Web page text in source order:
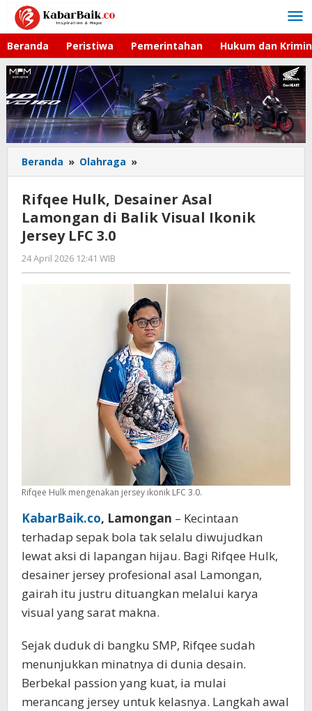
Lewati
konten
Beranda Peristiwa Pemerintahan Hukum dan
Beranda » Olahraga »
Hulk,
Desainer
Asal
Lamongan
Jersey
LFC
3.0
Rifqee Hulk, Desainer Asal
Lamongan di Balik Visual Ikonik
Jersey LFC 3.0
24 April 2026 12:41 WIB
Andika
DP
Rifqee Hulk mengenakan jersey ikonik LFC 3.0.
KabarBaik.co, Lamongan – Kecintaan
terhadap sepak bola tak selalu diwujudkan
lewat aksi di lapangan hijau. Bagi Rifqee Hulk,
desainer jersey profesional asal Lamongan,
gairah itu justru dituangkan melalui karya
visual yang sarat makna.
Sejak duduk di bangku SMP, Rifqee sudah
menunjukkan minatnya di dunia desain.
Berbekal passion yang kuat, ia mulai
merancang jersey untuk kelasnya. Langkah awal